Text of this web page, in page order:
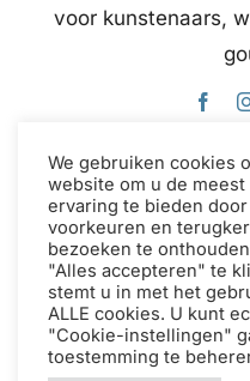
voor kunstenaars,
Deze website
content direct en
te vertalen.neem
onjuistheden in de
ontdekt, laat het
We gebruiken cookies
website om u de
ervaring te bieden
voorkeuren en
bezoeken te
"Alles accepteren" te
stemt u in met het
ALLE cookies. U kunt
"Cookie-instellingen"
toestemming te